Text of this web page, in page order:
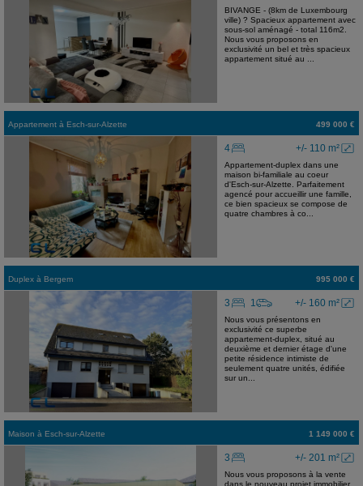
BIVANGE - (8km de Luxembourg
ville) ? Spacieux appartement avec
sous-sol aménagé - total 116m2.
Nous vous proposons en
exclusivité un bel et très spacieux
appartement situé au ...
Appartement à Esch-sur-Alzette 499 000 €
+/- 110 m²
4
Appartement-duplex dans une
maison bi-familiale au coeur
d'Esch-sur-Alzette. Parfaitement
agencé pour accueillir une famille,
ce bien spacieux se compose de
quatre chambres à co...
Duplex à Bergem 995 000 €
+/- 160 m²
3 1
Nous vous présentons en
exclusivité ce superbe
appartement-duplex, situé au
deuxième et dernier étage d'une
petite résidence intimiste de
seulement quatre unités, édifiée
sur un...
Maison à Esch-sur-Alzette 1 149 000 €
+/- 201 m²
3
Nous vous proposons à la vente
dans le nouveau projet immobilier